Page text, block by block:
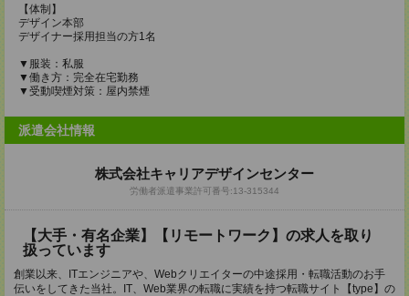
【体制】
デザイン本部
デザイナー採用担当の方1名
▼服装：私服
▼働き方：完全在宅勤務
▼受動喫煙対策：屋内禁煙
派遣会社情報
株式会社キャリアデザインセンター
労働者派遣事業許可番号:13-315344
【大手・有名企業】【リモートワーク】の求人を取り
扱っています
創業以来、ITエンジニアや、Webクリエイターの中途採用・転職活動のお手
伝いをしてきた当社。IT、Web業界の転職に実績を持つ転職サイト【type】の